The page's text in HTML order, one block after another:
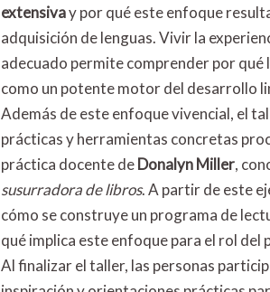
extensivay por qué este enfoque
adquisición de lenguas. Vivir la
adecuado permite comprender por qué
como un potente motor del desarrollo
Además de este enfoque vivencial, el
prácticas y herramientas concretas
práctica docente deDonalyn Miller,
susurradora de libros. A partir de este
cómo se construye un programa de
qué implica este enfoque para el rol del
Al finalizar el taller, las personas